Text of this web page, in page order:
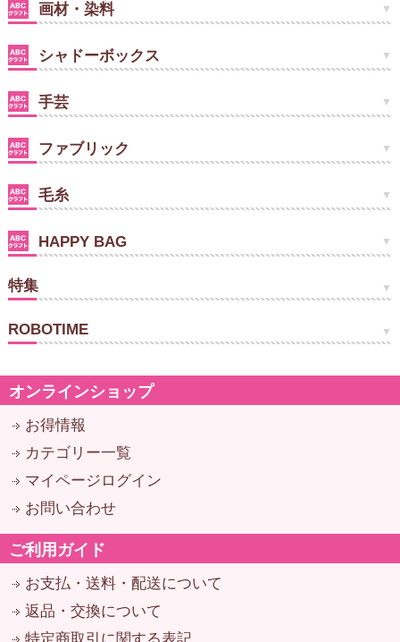
画材・染料
シャドーボックス
手芸
ファブリック
毛糸
HAPPY BAG
特集
ROBOTIME
オンラインショップ
お得情報
カテゴリー一覧
マイページログイン
お問い合わせ
ご利用ガイド
お支払・送料・配送について
返品・交換について